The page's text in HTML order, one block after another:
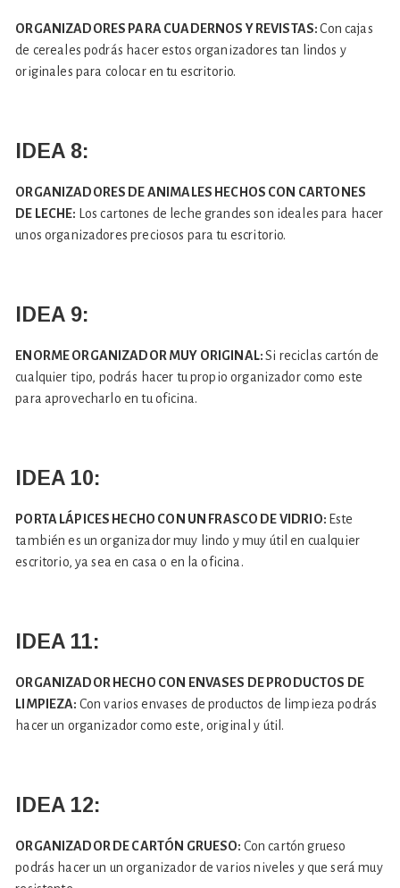
ORGANIZADORES PARA CUADERNOS Y REVISTAS:Con cajas
de cereales podrás hacer estos organizadores tan lindos y
originales para colocar en tu escritorio.
IDEA 8:
ORGANIZADORES DE ANIMALES HECHOS CON CARTONES
DE LECHE:
Los cartones de leche grandes son ideales para hacer
unos organizadores preciosos para tu escritorio.
IDEA 9:
ENORME ORGANIZADOR MUY ORIGINAL:Si reciclas cartón de
cualquier tipo, podrás hacer tu propio organizador como este
para aprovecharlo en tu oficina.
IDEA 10:
PORTA LÁPICES HECHO CON UN FRASCO DE VIDRIO: Este
también es un organizador muy lindo y muy útil en cualquier
escritorio, ya sea en casa o en la oficina.
IDEA 11:
ORGANIZADOR HECHO CON ENVASES DE PRODUCTOS DE
LIMPIEZA: Con varios envases de productos de limpieza podrás
hacer un organizador como este, original y útil.
IDEA 12:
ORGANIZADOR DE CARTÓN GRUESO: Con cartón grueso
podrás hacer un un organizador de varios niveles y que será muy